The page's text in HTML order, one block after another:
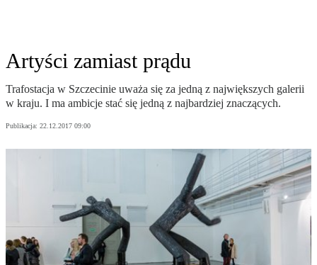
Artyści zamiast prądu
Trafostacja w Szczecinie uważa się za jedną z największych galerii
w kraju. I ma ambicje stać się jedną z najbardziej znaczących.
Publikacja: 22.12.2017 09:00